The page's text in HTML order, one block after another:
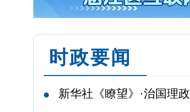
时政要闻
新华社《瞭望》·治国理